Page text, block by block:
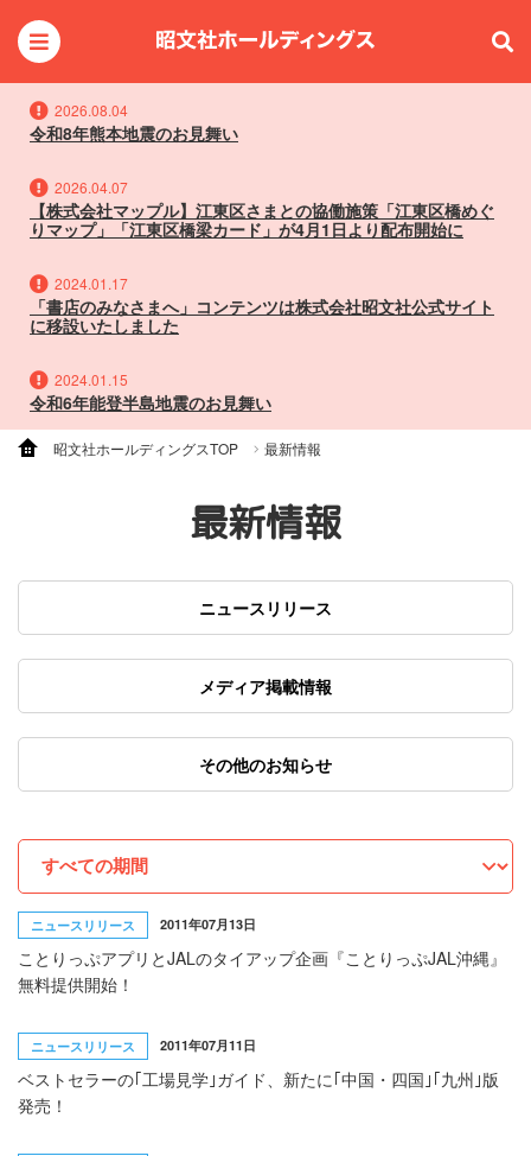
2026.08.04
令和8年熊本地震のお見舞い
2026.04.07
【株式会社マップル】江東区さまとの協働施策「江東区橋めぐ
りマップ」「江東区橋梁カード」が4月1日より配布開始に
2024.01.17
「書店のみなさまへ」コンテンツは株式会社昭文社公式サイト
に移設いたしました
2024.01.15
令和6年能登半島地震のお見舞い
昭文社ホールディングスTOP 最新情報
最新情報
ニュースリリース
メディア掲載情報
その他のお知らせ
ニュースリリース 2011年07月13日
ことりっぷアプリとJALのタイアップ企画『ことりっぷJAL沖縄』
無料提供開始！
ニュースリリース 2011年07月11日
ベストセラーの｢工場見学｣ガイド、新たに｢中国・四国｣｢九州｣版
発売！